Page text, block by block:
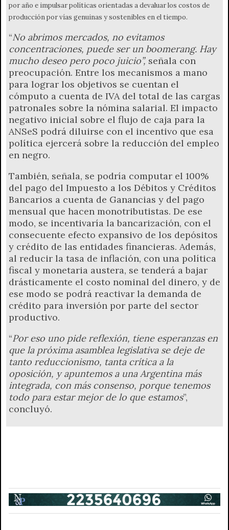
por año e impulsar políticas orientadas a devaluar los costos de
producción por vías genuinas y sostenibles en el tiempo.
“No abrimos mercados, no evitamos
concentraciones, puede ser un boomerang. Hay
mucho deseo pero poco juicio”, señala con
preocupación. Entre los mecanismos a mano
para lograr los objetivos se cuentan el
cómputo a cuenta de IVA del total de las cargas
patronales sobre la nómina salarial. El impacto
negativo inicial sobre el flujo de caja para la
ANSeS podrá diluirse con el incentivo que esa
política ejercerá sobre la reducción del empleo
en negro.
También, señala, se podría computar el 100%
del pago del Impuesto a los Débitos y Créditos
Bancarios a cuenta de Ganancias y del pago
mensual que hacen monotributistas. De ese
modo, se incentivaría la bancarización, con el
consecuente efecto expansivo de los depósitos
y crédito de las entidades financieras. Además,
al reducir la tasa de inflación, con una política
fiscal y monetaria austera, se tenderá a bajar
drásticamente el costo nominal del dinero, y de
ese modo se podrá reactivar la demanda de
crédito para inversión por parte del sector
productivo.
“Por eso uno pide reflexión, tiene esperanzas en
que la próxima asamblea legislativa se deje de
tanto reduccionismo, tanta crítica a la
oposición, y apuntemos a una Argentina más
integrada, con más consenso, porque tenemos
todo para estar mejor de lo que estamos”,
concluyó.